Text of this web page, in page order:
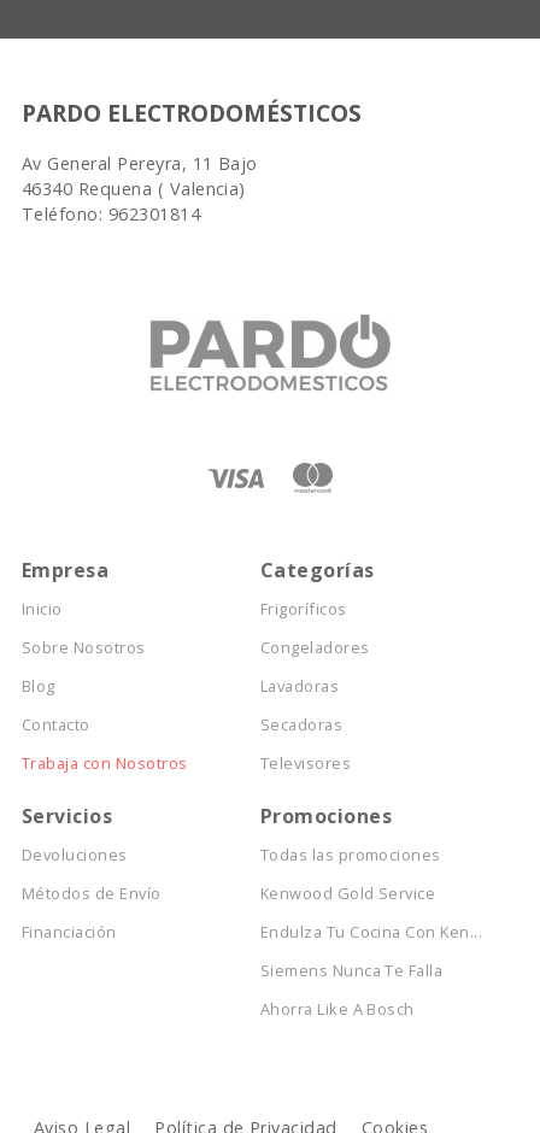
PARDO ELECTRODOMÉSTICOS
Av General Pereyra, 11 Bajo
46340 Requena ( Valencia)
Teléfono: 962301814
Empresa
Inicio
Sobre Nosotros
Blog
Contacto
Trabaja con Nosotros
Categorías
Frigoríficos
Congeladores
Lavadoras
Secadoras
Televisores
Servicios
Devoluciones
Métodos de Envío
Financiación
Promociones
Todas las promociones
Kenwood Gold Service
Endulza Tu Cocina Con Ken...
Siemens Nunca Te Falla
Ahorra Like A Bosch
Aviso Legal Política de Privacidad Cookies